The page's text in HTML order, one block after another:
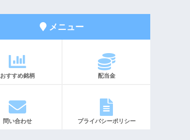
メニュー
おすすめ銘柄 配当金
問い合わせ プライバシーポリシー